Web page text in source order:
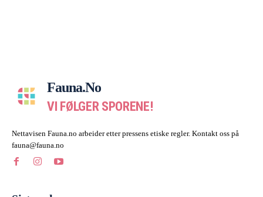
Fauna.no
VI FØLGER SPORENE!
Nettavisen Fauna.no arbeider etter pressens etiske regler. Kontakt oss på
fauna@fauna.no